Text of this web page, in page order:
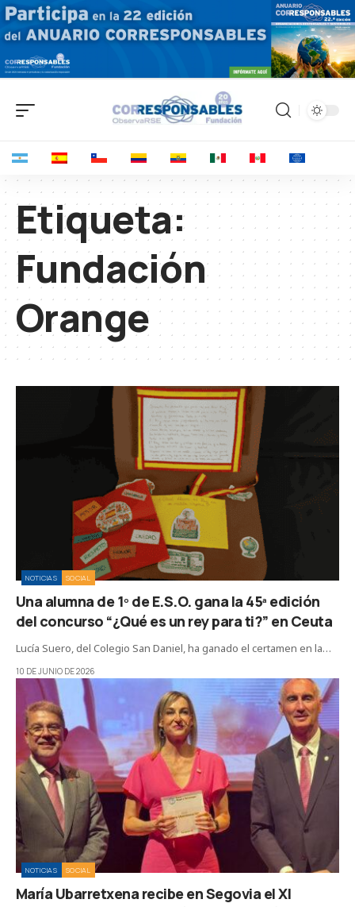
Etiqueta:
Fundación
Orange
NOTICIAS SOCIAL
Una alumna de 1º de E.S.O. gana la 45ª edición
del concurso “¿Qué es un rey para ti?” en Ceuta
Lucía Suero, del Colegio San Daniel, ha ganado el certamen en la…
10 DE JUNIO DE 2026
NOTICIAS SOCIAL
María Ubarretxena recibe en Segovia el XI